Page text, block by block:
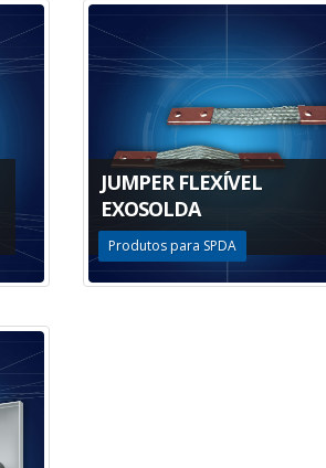
JUMPER FLEXÍVEL
EXOSOLDA
Produtos para SPDA